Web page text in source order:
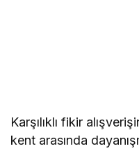
Karşılıklı fikir
kent arasında